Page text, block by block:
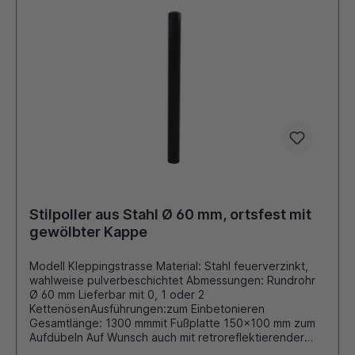
Stilpoller aus Stahl Ø 60 mm, ortsfest mit
gewölbter Kappe
Modell Kleppingstrasse Material: Stahl feuerverzinkt,
wahlweise pulverbeschichtet Abmessungen: Rundrohr
Ø 60 mm Lieferbar mit 0, 1 oder 2
KettenösenAusführungen:zum Einbetonieren
Gesamtlänge: 1300 mmmit Fußplatte 150x100 mm zum
Aufdübeln Auf Wunsch auch mit retroreflektierender